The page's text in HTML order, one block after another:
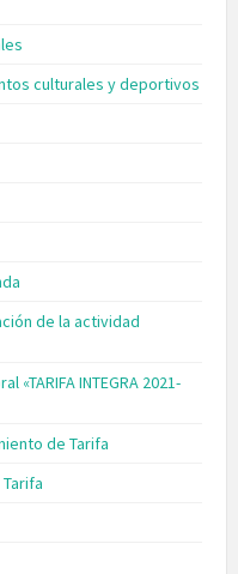
culturales y deportivos
de la actividad
«TARIFA INTEGRA 2021-
de Tarifa